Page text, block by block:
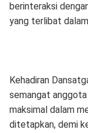
berinteraksi
yang terlibat
Kehadiran
semangat
maksimal dalam
ditetapkan, demi